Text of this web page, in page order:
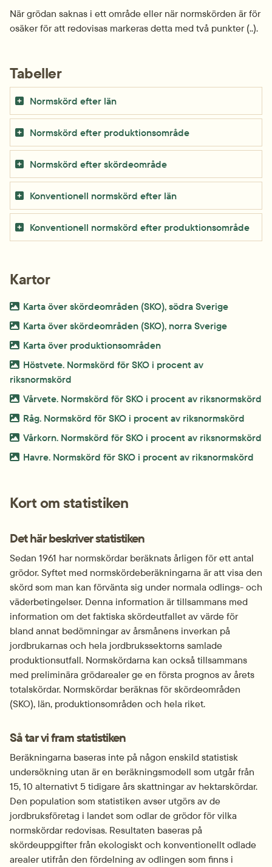
När grödan saknas i ett område eller när normskörden är för
osäker för att redovisas markeras detta med två punkter (..).
Tabeller
Normskörd efter län
Normskörd efter produktionsområde
Normskörd efter skördeområde
Konventionell normskörd efter län
Konventionell normskörd efter produktionsområde
Kartor
Bild.
Karta över skördeområden (SKO), södra Sverigepng, 29.4
Bild.
Karta över skördeområden (SKO), norra Sverigepng, 15 kB.
Bild.
Karta över produktionsområdenpng, 17.8 kB.
Bild.
Höstvete. Normskörd för SKO i procent av
riksnormskörd
Bild.
Vårvete. Normskörd för SKO i procent av riksnormskörd
Bild.
Råg. Normskörd för SKO i procent av riksnormskörd
Bild.
Vårkorn. Normskörd för SKO i procent av riksnormskörd
Bild.
Havre. Normskörd för SKO i procent av riksnormskörd
Kort om statistiken
Det här beskriver statistiken
Sedan 1961 har normskördar beräknats årligen för ett antal
grödor. Syftet med normskördeberäkningarna är att visa den
skörd som man kan förvänta sig under normala odlings- och
väderbetingelser. Denna information är tillsammans med
information om det faktiska skördeutfallet av värde för
bland annat bedömningar av årsmånens inverkan på
jordbrukarnas och hela jordbrukssektorns samlade
produktionsutfall. Normskördarna kan också tillsammans
med preliminära grödarealer ge en första prognos av årets
totalskördar. Normskördar beräknas för skördeområden
(SKO), län, produktionsområden och hela riket.
Så tar vi fram statistiken
Beräkningarna baseras inte på någon enskild statistisk
undersökning utan är en beräkningsmodell som utgår från
15, 10 alternativt 5 tidigare års skattningar av hektarskördar.
Den population som statistiken avser utgörs av de
jordbruksföretag i landet som odlar de grödor för vilka
normskördar redovisas. Resultaten baseras på
skördeuppgifter från ekologiskt och konventionellt odlade
arealer utifrån den fördelning av odlingen som finns i